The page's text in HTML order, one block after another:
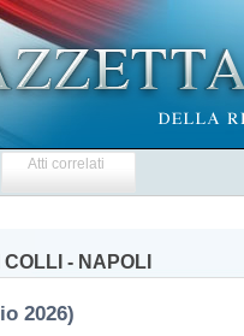
Atti correlati
- NAPOLI
2026)